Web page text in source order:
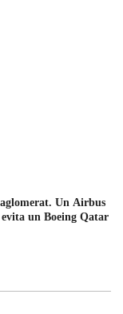
Un Airbus
un Boeing Qatar